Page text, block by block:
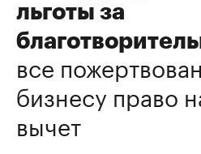
льготы за
все
бизнесу право
вычет